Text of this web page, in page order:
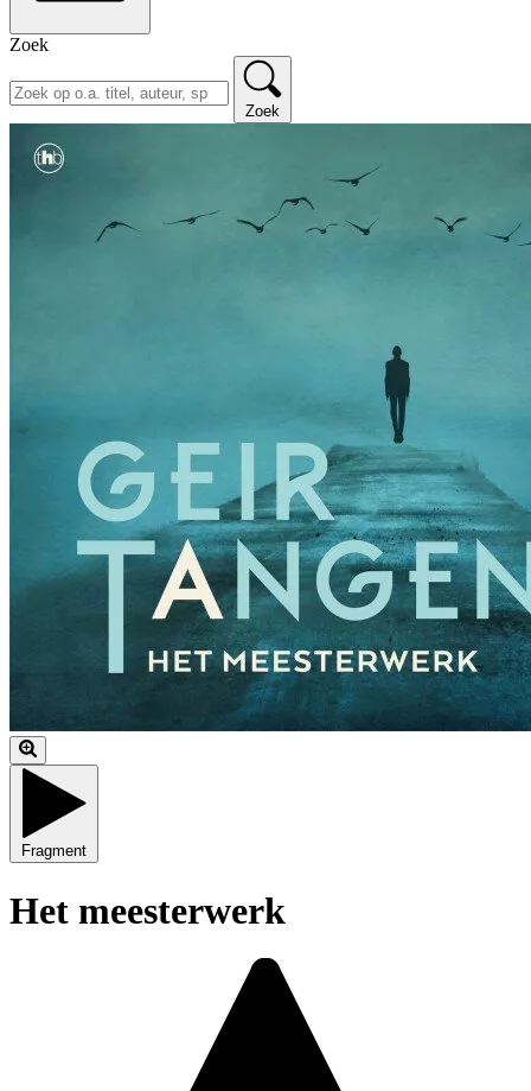
Zoek
Zoek
Fragment
Het meesterwerk